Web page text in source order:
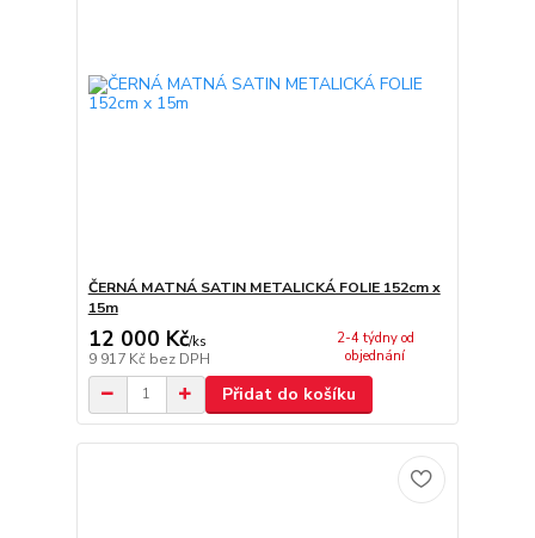
ČERNÁ MATNÁ SATIN METALICKÁ FOLIE 152cm x
15m
12 000 Kč/ks
9 917 Kč bez DPH
2-4 týdny od
objednání
Přidat do košíku